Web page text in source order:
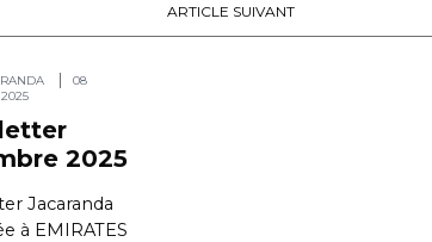
ARTICLE SUIVANT
08
2025
Jacaranda
à EMIRATES